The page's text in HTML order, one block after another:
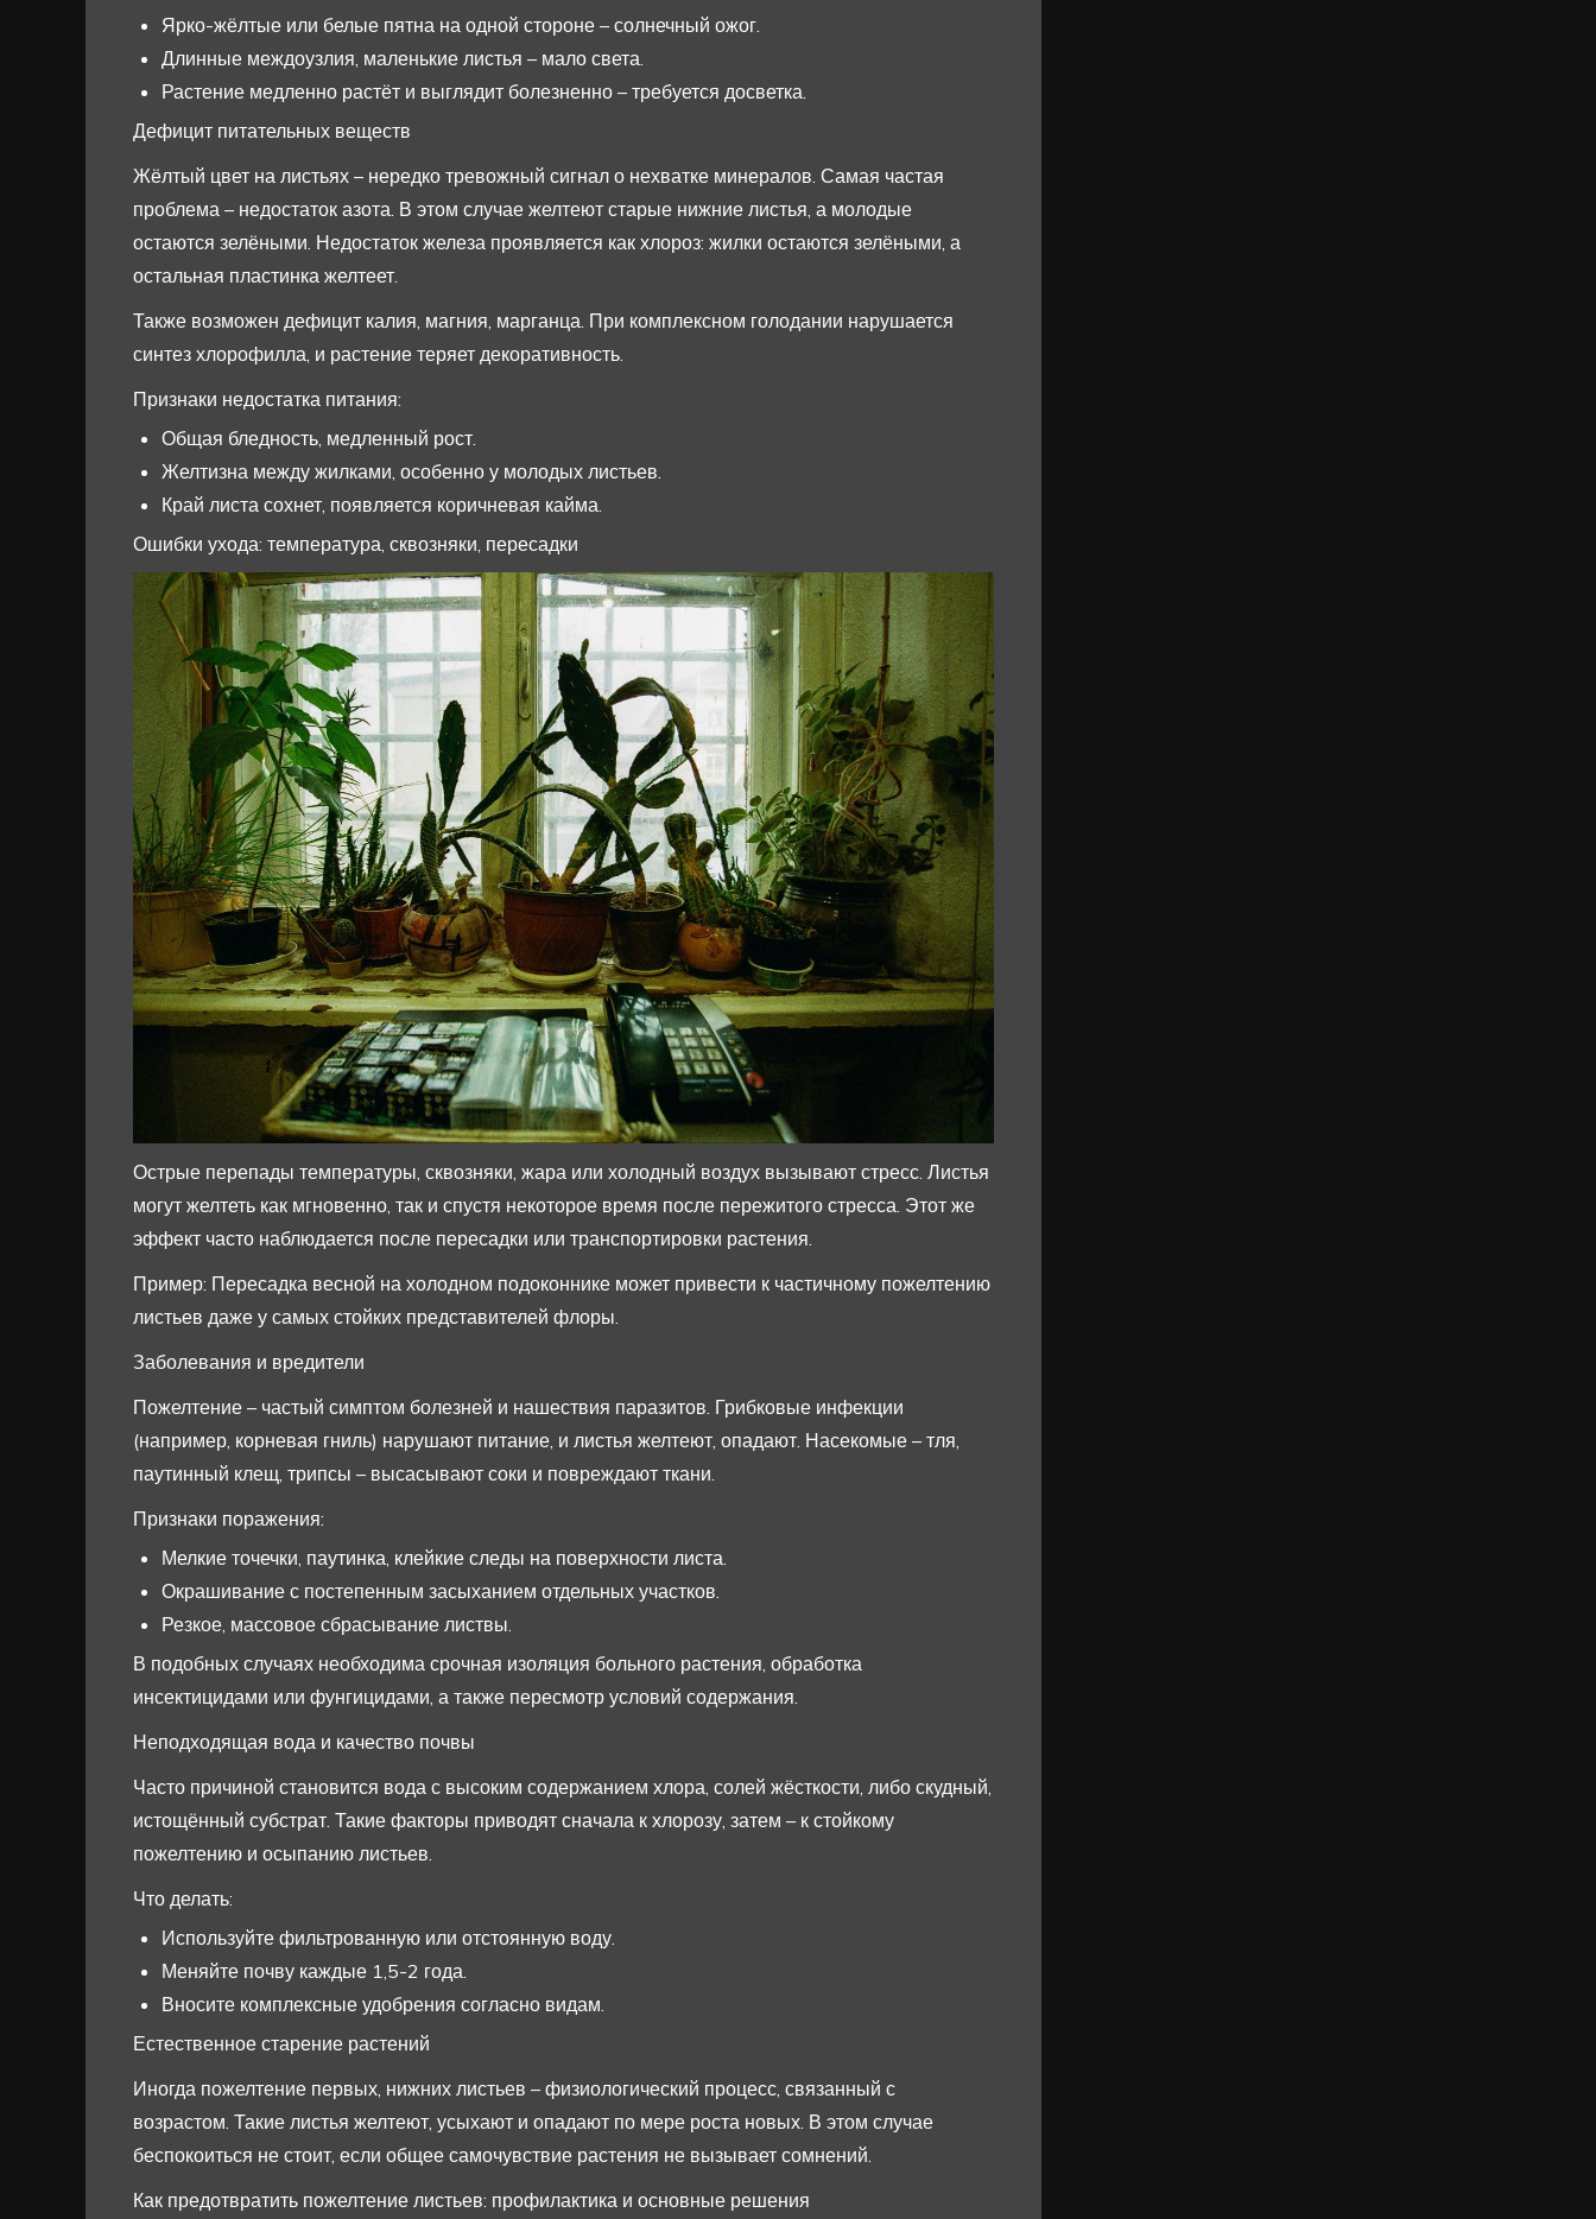
Ярко-жёлтые или белые пятна на одной стороне – солнечный ожог.
Длинные междоузлия, маленькие листья – мало света.
Растение медленно растёт и выглядит болезненно – требуется досветка.
Дефицит питательных веществ
Жёлтый цвет на листьях – нередко тревожный сигнал о нехватке минералов. Самая частая
проблема – недостаток азота. В этом случае желтеют старые нижние листья, а молодые
остаются зелёными. Недостаток железа проявляется как хлороз: жилки остаются зелёными, а
остальная пластинка желтеет.
Также возможен дефицит калия, магния, марганца. При комплексном голодании нарушается
синтез хлорофилла, и растение теряет декоративность.
Признаки недостатка питания:
Общая бледность, медленный рост.
Желтизна между жилками, особенно у молодых листьев.
Край листа сохнет, появляется коричневая кайма.
Ошибки ухода: температура, сквозняки, пересадки
Острые перепады температуры, сквозняки, жара или холодный воздух вызывают стресс. Листья
могут желтеть как мгновенно, так и спустя некоторое время после пережитого стресса. Этот же
эффект часто наблюдается после пересадки или транспортировки растения.
Пример: Пересадка весной на холодном подоконнике может привести к частичному пожелтению
листьев даже у самых стойких представителей флоры.
Заболевания и вредители
Пожелтение – частый симптом болезней и нашествия паразитов. Грибковые инфекции
(например, корневая гниль) нарушают питание, и листья желтеют, опадают. Насекомые – тля,
паутинный клещ, трипсы – высасывают соки и повреждают ткани.
Признаки поражения:
Мелкие точечки, паутинка, клейкие следы на поверхности листа.
Окрашивание с постепенным засыханием отдельных участков.
Резкое, массовое сбрасывание листвы.
В подобных случаях необходима срочная изоляция больного растения, обработка
инсектицидами или фунгицидами, а также пересмотр условий содержания.
Неподходящая вода и качество почвы
Часто причиной становится вода с высоким содержанием хлора, солей жёсткости, либо скудный,
истощённый субстрат. Такие факторы приводят сначала к хлорозу, затем – к стойкому
пожелтению и осыпанию листьев.
Что делать:
Используйте фильтрованную или отстоянную воду.
Меняйте почву каждые 1,5-2 года.
Вносите комплексные удобрения согласно видам.
Естественное старение растений
Иногда пожелтение первых, нижних листьев – физиологический процесс, связанный с
возрастом. Такие листья желтеют, усыхают и опадают по мере роста новых. В этом случае
беспокоиться не стоит, если общее самочувствие растения не вызывает сомнений.
Как предотвратить пожелтение листьев: профилактика и основные решения